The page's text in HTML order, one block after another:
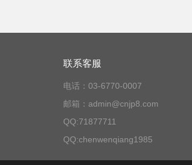
联系客服
电话：03-6770-0007
邮箱：admin@cnjp8.com
QQ:71877711
QQ:chenwenqiang1985